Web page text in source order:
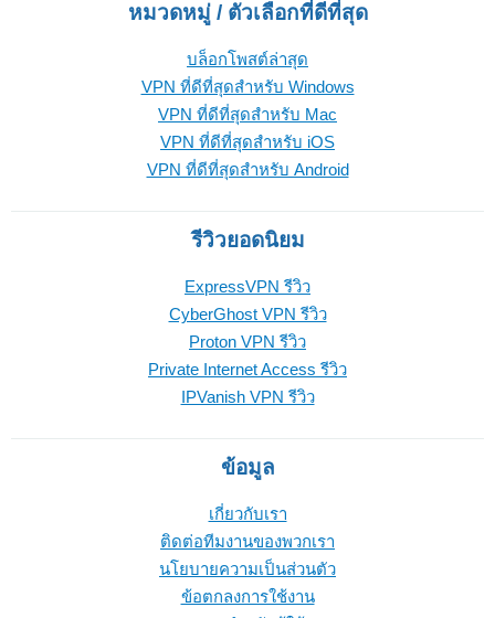
หมวดหมู่ / ตัวเลือกที่ดีที่สุด
บล็อกโพสต์ล่าสุด
VPN ที่ดีที่สุดสำหรับ Windows
VPN ที่ดีที่สุดสำหรับ Mac
VPN ที่ดีที่สุดสำหรับ iOS
VPN ที่ดีที่สุดสำหรับ Android
รีวิวยอดนิยม
ExpressVPN รีวิว
CyberGhost VPN รีวิว
Proton VPN รีวิว
Private Internet Access รีวิว
IPVanish VPN รีวิว
ข้อมูล
เกี่ยวกับเรา
ติดต่อทีมงานของพวกเรา
นโยบายความเป็นส่วนตัว
ข้อตกลงการใช้งาน